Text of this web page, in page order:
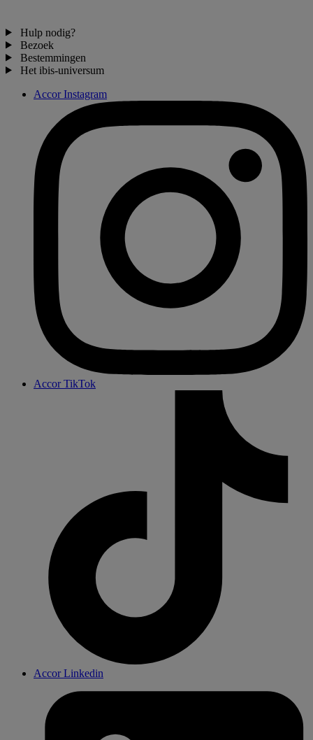
Hulp nodig?
Bezoek
Bestemmingen
Het ibis-universum
Accor Instagram
Accor TikTok
Accor Linkedin